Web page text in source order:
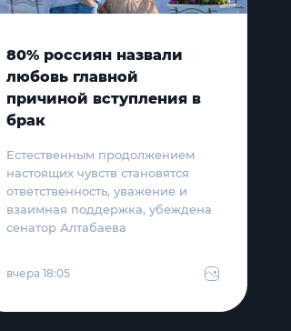
80% россиян назвали
любовь главной
причиной вступления в
брак
Естественным продолжением
настоящих чувств становятся
ответственность, уважение и
взаимная поддержка, убеждена
сенатор Алтабаева
вчера 18:05